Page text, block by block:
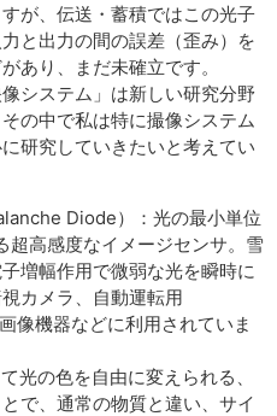
が、伝送・蓄積ではこの光子
と出力の間の誤差（歪み）を
あり、まだ未確立です。
システム」は新しい研究分野
の中で私は特に撮像システム
研究していきたいと考えてい
Diode）：光の最小単位
超高感度なイメージセンサ。雪
増幅作用で微弱な光を瞬時に
カメラ、自動運転用
像機器などに利用されていま
光の色を自由に変えられる、
で、通常の物質と違い、サイ